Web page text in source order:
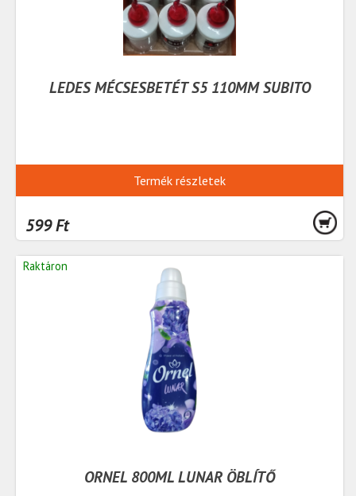
LEDES MÉCSESBETÉT S5 110MM SUBITO
Termék részletek
599 Ft
Raktáron
ORNEL 800ML LUNAR ÖBLÍTŐ